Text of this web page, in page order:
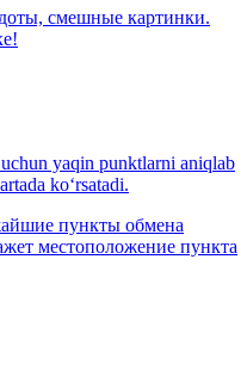
смешные картинки.
yaqin punktlarni aniqlab
ko‘rsatadi.
пункты обмена
местоположение пункта